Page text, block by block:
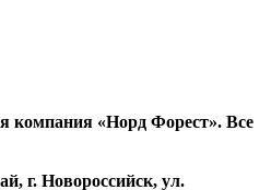
компания «Норд Форест». Все
г. Новороссийск, ул.